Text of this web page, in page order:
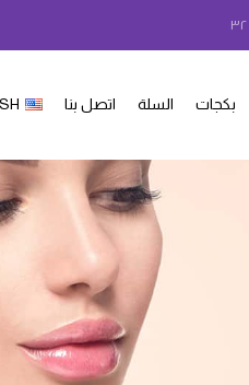
بكجات السلة اتصل بنا